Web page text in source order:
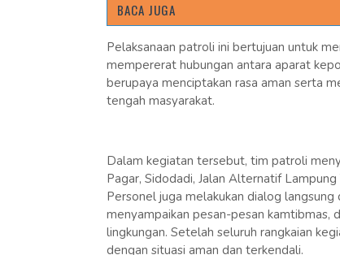
BACA JUGA
Pelaksanaan patroli ini bertujuan untuk
mempererat hubungan antara aparat
berupaya menciptakan rasa aman serta
tengah masyarakat.
Dalam kegiatan tersebut, tim patroli
Pagar, Sidodadi, Jalan Alternatif
Personel juga melakukan dialog
menyampaikan pesan-pesan kamtibmas,
lingkungan. Setelah seluruh rangkaian
dengan situasi aman dan terkendali.